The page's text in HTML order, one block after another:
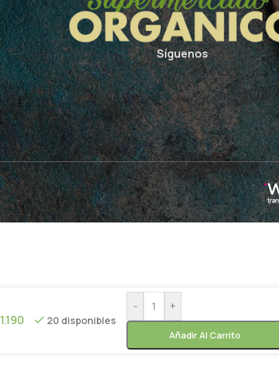
Síguenos
1.190 20 disponibles
- +
Añadir Al Carrito